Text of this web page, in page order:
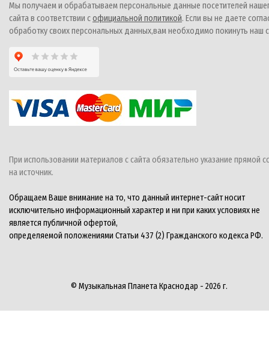
Мы получаем и обрабатываем персональные данные посетителей
сайта в соответствии софициальной политикой. Если вы не даете
обработку своих персональных данных,вам необходимо покинуть наш
При использовании материалов с сайта обязательно указание прямой
на источник.
Обращаем Ваше внимание на то, что данный интернет-сайт носит
исключительно информационный характер и ни при каких условиях не
является публичной офертой,
определяемой положениями Статьи 437 (2) Гражданского кодекса РФ.
© Музыкальная Планета Краснодар - 2026 г.